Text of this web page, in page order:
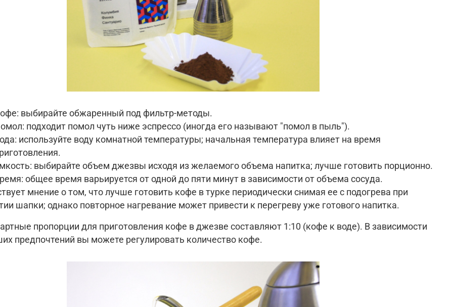
: выбирайте обжаренный под фильтр-методы.
: подходит помол чуть ниже эспрессо (иногда его называют "помол в пыль").
: используйте воду комнатной температуры; начальная температура влияет на время
: выбирайте объем джезвы исходя из желаемого объема напитка; лучше готовить порционно.
: общее время варьируется от одной до пяти минут в зависимости от объема сосуда.
мнение о том, что лучше готовить кофе в турке периодически снимая ее с подогрева при
шапки; однако повторное нагревание может привести к перегреву уже готового напитка.
пропорции для приготовления кофе в джезве составляют 1:10 (кофе к воде). В зависимости
предпочтений вы можете регулировать количество кофе.